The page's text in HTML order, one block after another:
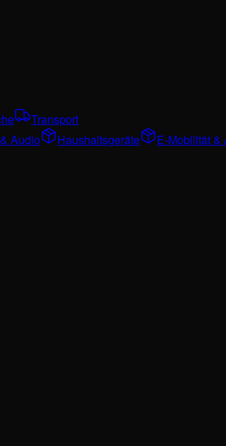
Transport
Audio Haushaltsgeräte E-Mobilität &